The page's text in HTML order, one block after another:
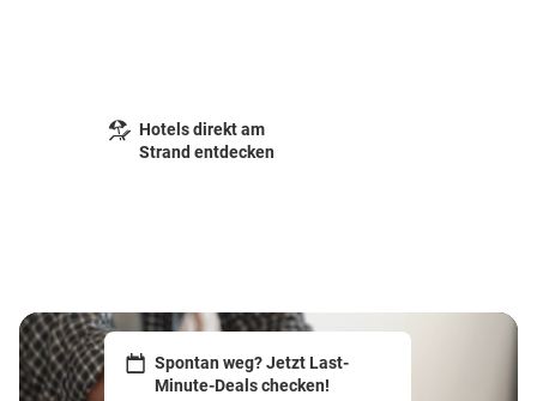
Hotels direkt am
Strand entdecken
Spontan weg? Jetzt Last-
Minute-Deals checken!